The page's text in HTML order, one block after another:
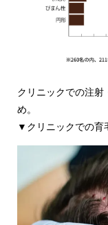
クリニックでの注射
め。
▼クリニックでの育